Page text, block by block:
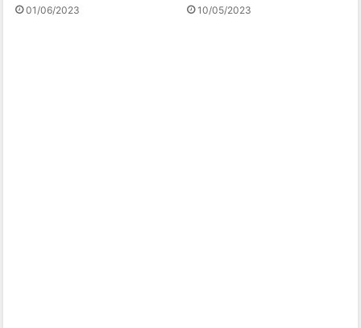
01/06/2023 10/05/2023